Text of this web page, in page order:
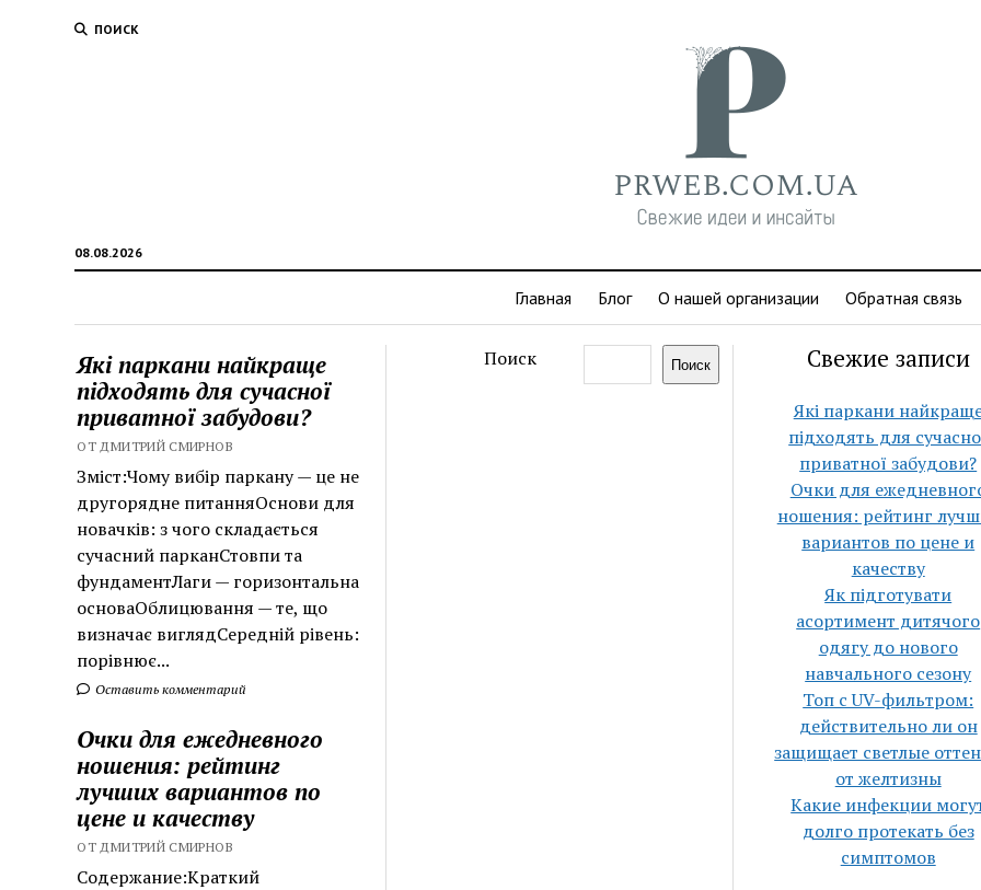
ПОИСК
08.08.2026
Главная Блог О нашей организации Обратная связь
Які паркани найкраще
підходять для сучасної
приватної забудови?
ОТ ДМИТРИЙ СМИРНОВ
Зміст:Чому вибір паркану — це не
другорядне питанняОснови для
новачків: з чого складається
сучасний парканСтовпи та
фундаментЛаги — горизонтальна
основаОблицювання — те, що
визначає виглядСередній рівень:
порівнює...
Оставить комментарий
Очки для ежедневного
ношения: рейтинг
лучших вариантов по
цене и качеству
ОТ ДМИТРИЙ СМИРНОВ
Содержание:Краткий
Поиск Поиск Свежие записи
Які паркани
підходять для
приватної забудови?
Очки для
ношения: рейтинг
вариантов по цене и
качеству
Як підготувати
асортимент дитячого
одягу до нового
навчального сезону
Топ с UV-фильтром:
действительно ли он
защищает светлые
от желтизны
Какие инфекции
долго протекать без
симптомов